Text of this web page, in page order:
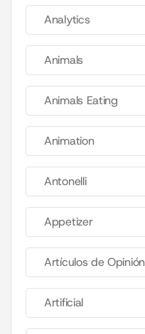
Analytics
Animals
Animals Eating
Animation
Antonelli
Appetizer
Artículos de Opinión
Artificial